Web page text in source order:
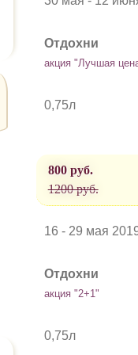
Отдохни
акция "Лучшая
0,75л
800 руб.
1200 руб.
16 - 29 мая
Отдохни
акция "2+1"
0,75л